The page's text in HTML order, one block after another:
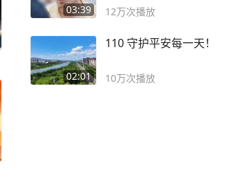
03:39 12万次播放
02:01
110 守护平安每一天！
10万次播放